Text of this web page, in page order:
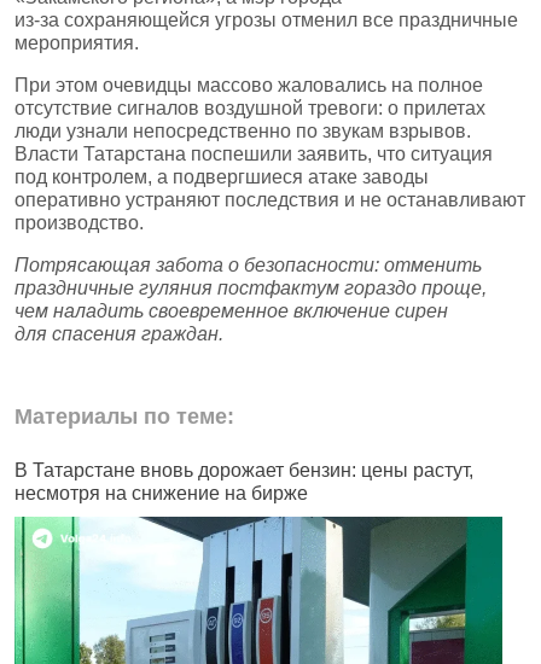
из‑за сохраняющейся угрозы отменил все праздничные
мероприятия.
При этом очевидцы массово жаловались на полное
отсутствие сигналов воздушной тревоги: о прилетах
люди узнали непосредственно по звукам взрывов.
Власти Татарстана поспешили заявить, что ситуация
под контролем, а подвергшиеся атаке заводы
оперативно устраняют последствия и не останавливают
производство.
Потрясающая забота о безопасности: отменить
праздничные гуляния постфактум гораздо проще,
чем наладить своевременное включение сирен
для спасения граждан.
Материалы по теме:
В Татарстане вновь дорожает бензин: цены растут,
несмотря на снижение на бирже